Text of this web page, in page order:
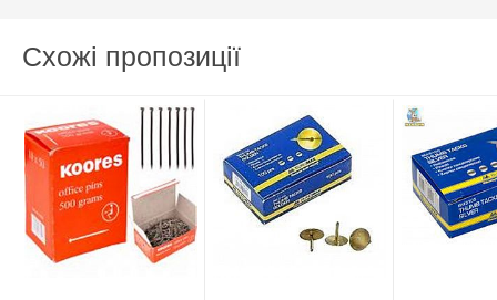
Схожі пропозиції